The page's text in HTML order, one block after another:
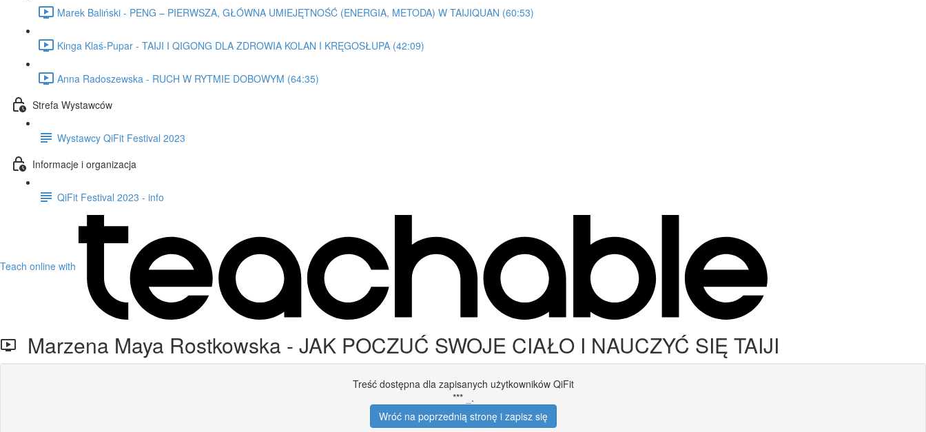
Marek Baliński - PENG – PIERWSZA, GŁÓWNA UMIEJĘTNOŚĆ (ENERGIA, METODA) W TAIJIQUAN (60:53)
Kinga Klaś-Pupar - TAIJI I QIGONG DLA ZDROWIA KOLAN I KRĘGOSŁUPA (42:09)
Anna Radoszewska - RUCH W RYTMIE DOBOWYM (64:35)
Strefa Wystawców
Wystawcy QiFit Festival 2023
Informacje i organizacja
QiFit Festival 2023 - info
Teach online with
Marzena Maya Rostkowska - JAK POCZUĆ SWOJE CIAŁO I NAUCZYĆ SIĘ TAIJI
Treść dostępna dla zapisanych użytkowników QiFit
***
.
Wróć na poprzednią stronę i zapisz się